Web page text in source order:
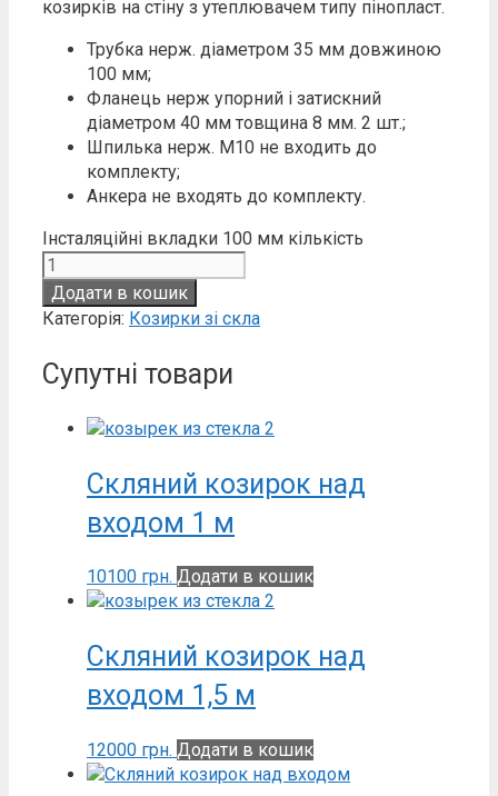
козирків на стіну з утеплювачем типу пінопласт.
Трубка нерж. діаметром 35 мм довжиною
100 мм;
Фланець нерж упорний і затискний
діаметром 40 мм товщина 8 мм. 2 шт.;
Шпилька нерж. М10 не входить до
комплекту;
Анкера не входять до комплекту.
Інсталяційні вкладки 100 мм кількість
Додати в кошик
Категорія: Козирки зі скла
Супутні товари
Скляний козирок над
входом 1 м
10100 грн. Додати в кошик
Скляний козирок над
входом 1,5 м
12000 грн. Додати в кошик